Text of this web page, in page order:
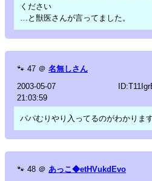
ください
…と獣医さんが言ってました。
🐾 47 ＠ 名無しさん
2003-05-07
21:03:59
パパむりやり入ってるのがわかりま
🐾 48 ＠ あっこ◆etHVukdEvo